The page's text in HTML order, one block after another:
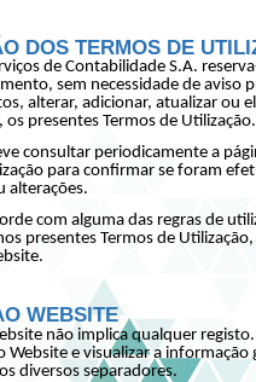
DOS TERMOS DE
de Contabilidade S.A.
sem necessidade de aviso
alterar, adicionar, atualizar ou
presentes Termos de Utilização.
consultar periodicamente a
para confirmar se foram
alterações.
com alguma das regras de
presentes Termos de
WEBSITE
não implica qualquer
Website e visualizar a informação
diversos separadores.